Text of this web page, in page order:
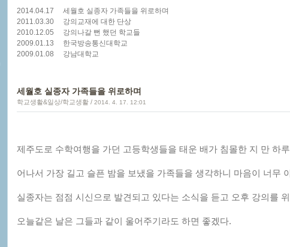
2014.04.17
세월호 실종자 가족들을 위로하며
2011.03.30
강의교재에 대한 단상
2010.12.05
강의나갈 뻔 했던 학교들
2009.01.13
한국방송통신대학교
2009.01.08
강남대학교
세월호 실종자 가족들을 위로하며
학교생활&일상/학교생활 / 2014. 4. 17. 12:01
제주도로 수학여행을 가던 고등학생들을 태운 배가 침몰한 지 만 하
어나서 가장 길고 슬픈 밤을 보냈을 가족들을 생각하니 마음이 너무
실종자는 점점 시신으로 발견되고 있다는 소식을 듣고 오후 강의를
오늘같은 날은 그들과 같이 울어주기라도 하면 좋겠다.